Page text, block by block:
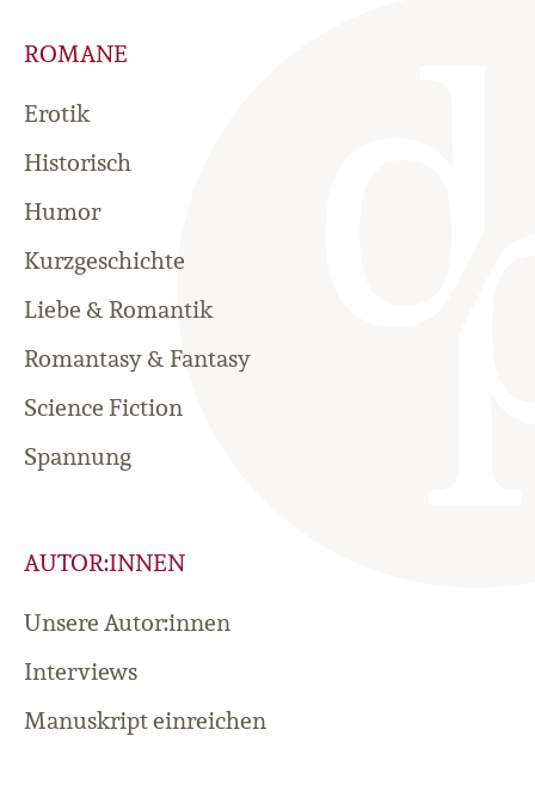
ROMANE
Erotik
Historisch
Humor
Kurzgeschichte
Liebe & Romantik
Romantasy & Fantasy
Science Fiction
Spannung
AUTOR:INNEN
Unsere Autor:innen
Interviews
Manuskript einreichen